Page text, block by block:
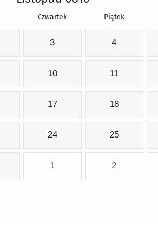
Czwartek Piątek
3 4
10 11
17 18
24 25
1 2